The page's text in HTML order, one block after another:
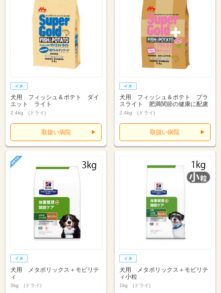
犬用 フィッシュ＆ポテト ダイ
エット ライト
2.4kg (ドライ)
取扱い病院
犬用 フィッシュ＆ポテト プラ
スライト 肥満関節の健康に配慮
2.4kg (ドライ)
取扱い病院
犬用 メタボリックス＋モビリテ
ィ
3kg (ドライ)
犬用 メタボリックス＋モビリテ
ィ小粒
1kg (ドライ)